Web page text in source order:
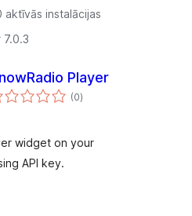
aktīvās instalācijas
7.0.3
Player
(0vērtējumu
kopsumma
)
widget on your
API key.